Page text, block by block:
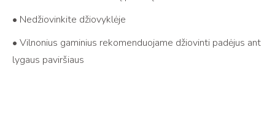
• Nedžiovinkite džiovyklėje
• Vilnonius gaminius rekomenduojame džiovinti padėjus ant
lygaus paviršiaus